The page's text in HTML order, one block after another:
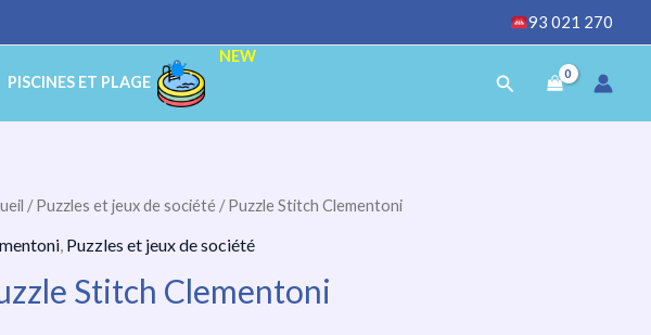
93 021 270
PISCINES ET PLAGE
NEW
Rechercher
/Puzzles et jeux de société / Puzzle Stitch Clementoni
Puzzles et jeux de société
Stitch Clementoni
Le
prix
initial
Le
actuel